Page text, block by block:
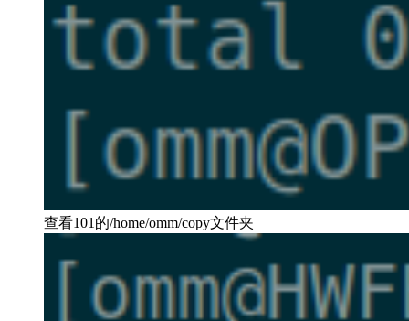
查看101的/home/omm/copy文件夹